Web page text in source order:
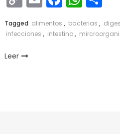
Link
Tagged alimentos , bacterias ,
infecciones , intestino,
Leer